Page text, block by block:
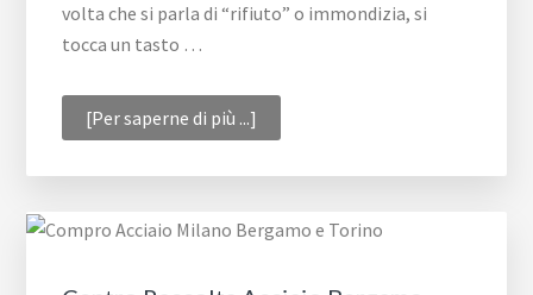
volta che si parla di “rifiuto” o immondizia, si
tocca un tasto …
[Per saperne di più ...]
da
smaltire